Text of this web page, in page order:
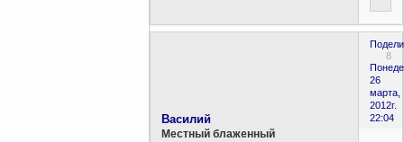
8
26
марта,
2012г.
22:04
Василий
Местный блаженный